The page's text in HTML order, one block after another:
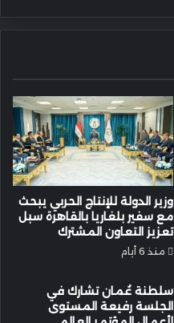
وزير الدولة للإنتاج الحربي يبحث
مع سفير بلغاريا بالقاهرة سبل
تعزيز التعاون المشترك
منذ 6 أيام
سلطنة عُمان تشارك في
الجلسة رفيعة المستوى